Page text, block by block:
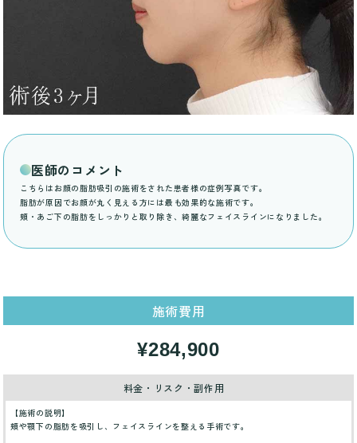
医師のコメント
こちらはお顔の脂肪吸引の施術をされた患者様の症例写真です。
脂肪が原因でお顔が丸く見える方には最も効果的な施術です。
頬・あご下の脂肪をしっかりと取り除き、綺麗なフェイスラインになりました。
施術費用
¥284,900
料金・リスク・副作用
【施術の説明】
頬や顎下の脂肪を吸引し、フェイスラインを整える手術です。